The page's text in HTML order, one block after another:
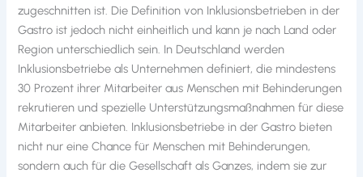
zugeschnitten ist. Die Definition von Inklusionsbetrieben in der
Gastro ist jedoch nicht einheitlich und kann je nach Land oder
Region unterschiedlich sein. In Deutschland werden
Inklusionsbetriebe als Unternehmen definiert, die mindestens
30 Prozent ihrer Mitarbeiter aus Menschen mit Behinderungen
rekrutieren und spezielle Unterstützungsmaßnahmen für diese
Mitarbeiter anbieten. Inklusionsbetriebe in der Gastro bieten
nicht nur eine Chance für Menschen mit Behinderungen,
sondern auch für die Gesellschaft als Ganzes, indem sie zur